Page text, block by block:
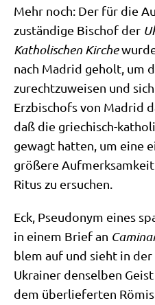
Mehr noch: Der für die
zustän­di­ge Bischof der
Katho­li­schen Kir­che
nach Madrid geholt, um
zurecht­zu­wei­sen und
Erz­bi­schofs von Madrid
daß die grie­chisch-
gewagt hat­ten, um eine
grö­ße­re
Ritus zu ersuchen.
Eck, Pseud­onym eines
in einem Brief an
blem auf und sieht in
Ukrai­ner den­sel­ben
dem über­lie­fer­ten